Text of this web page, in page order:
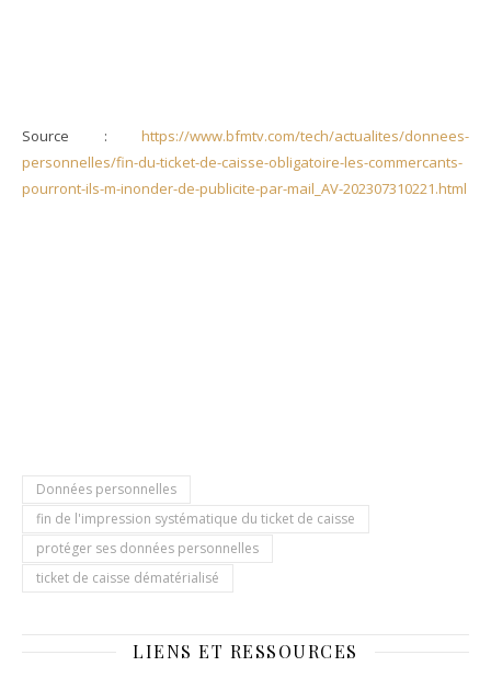
Source : https://www.bfmtv.com/tech/actualites/donnees-
personnelles/fin-du-ticket-de-caisse-obligatoire-les-commercants-
pourront-ils-m-inonder-de-publicite-par-mail_AV-202307310221.html
Données personnelles
fin de l'impression systématique du ticket de caisse
protéger ses données personnelles
ticket de caisse dématérialisé
LIENS ET RESSOURCES